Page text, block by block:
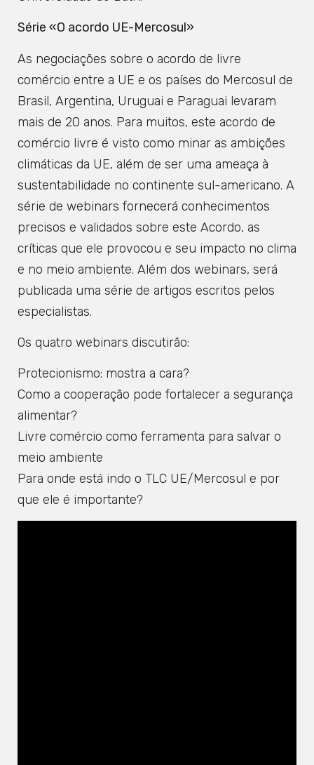
Série «O acordo UE-Mercosul»
As negociações sobre o acordo de livre
comércio entre a UE e os países do Mercosul de
Brasil, Argentina, Uruguai e Paraguai levaram
mais de 20 anos. Para muitos, este acordo de
comércio livre é visto como minar as ambições
climáticas da UE, além de ser uma ameaça à
sustentabilidade no continente sul-americano. A
série de webinars fornecerá conhecimentos
precisos e validados sobre este Acordo, as
críticas que ele provocou e seu impacto no clima
e no meio ambiente. Além dos webinars, será
publicada uma série de artigos escritos pelos
especialistas.
Os quatro webinars discutirão:
Protecionismo: mostra a cara?
Como a cooperação pode fortalecer a segurança
alimentar?
Livre comércio como ferramenta para salvar o
meio ambiente
Para onde está indo o TLC UE/Mercosul e por
que ele é importante?